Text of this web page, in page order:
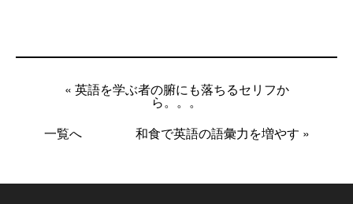
« 英語を学ぶ者の腑にも落ちるセリフか
ら。。。
一覧へ
和食で英語の語彙力を増やす »